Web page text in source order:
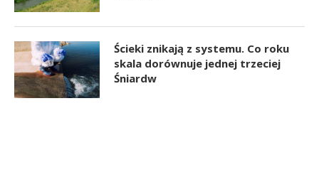
Ścieki znikają z systemu. Co roku
skala dorównuje jednej trzeciej
Śniardw